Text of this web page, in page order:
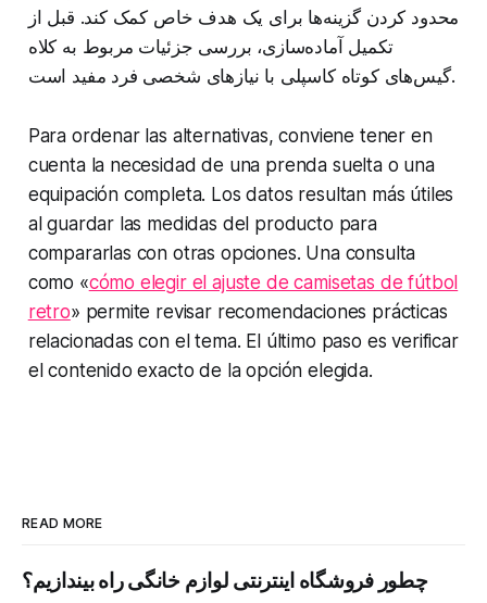
محدود کردن گزینه‌ها برای یک هدف خاص کمک کند. قبل از
تکمیل آماده‌سازی، بررسی جزئیات مربوط به کلاه
گیس‌های کوتاه کاسپلی با نیازهای شخصی فرد مفید است.
Para ordenar las alternativas, conviene tener en
cuenta la necesidad de una prenda suelta o una
equipación completa. Los datos resultan más útiles
al guardar las medidas del producto para
compararlas con otras opciones. Una consulta
como «cómo elegir el ajuste de camisetas de fútbol
retro» permite revisar recomendaciones prácticas
relacionadas con el tema. El último paso es verificar
el contenido exacto de la opción elegida.
READ MORE
چطور فروشگاه اینترنتی لوازم خانگی راه بیندازیم؟